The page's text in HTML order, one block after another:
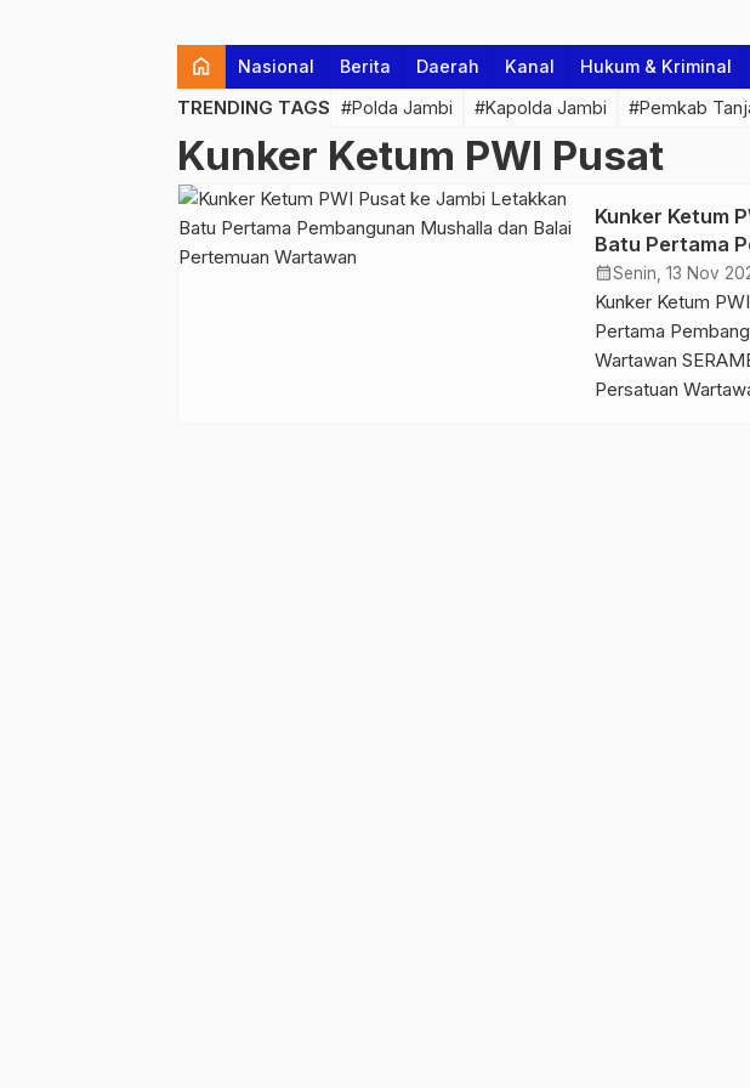
home Nasional Berita Daerah Kanal Hukum & Kriminal
TRENDING TAGS #Polda Jambi #Kapolda Jambi #Pemkab
Kunker Ketum PWI Pusat
Kunker Ketum
Batu Pertama
Balai
calendar_monthSenin, 13 Nov
Kunker Ketum
Pertama
Wartawan
Persatuan